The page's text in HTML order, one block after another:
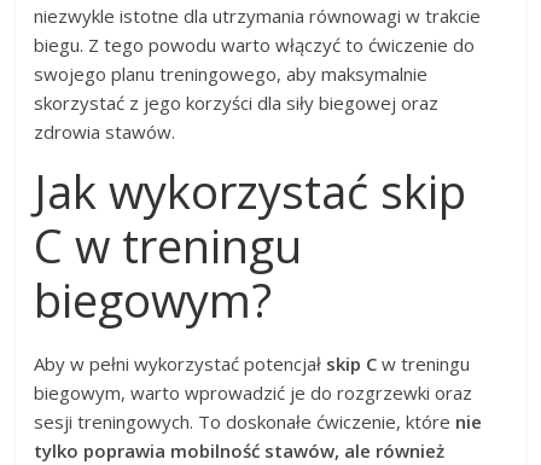
niezwykle istotne dla utrzymania równowagi w trakcie
biegu. Z tego powodu warto włączyć to ćwiczenie do
swojego planu treningowego, aby maksymalnie
skorzystać z jego korzyści dla siły biegowej oraz
zdrowia stawów.
Jak wykorzystać skip
C w treningu
biegowym?
Aby w pełni wykorzystać potencjał skip C w treningu
biegowym, warto wprowadzić je do rozgrzewki oraz
sesji treningowych. To doskonałe ćwiczenie, które nie
tylko poprawia mobilność stawów, ale również